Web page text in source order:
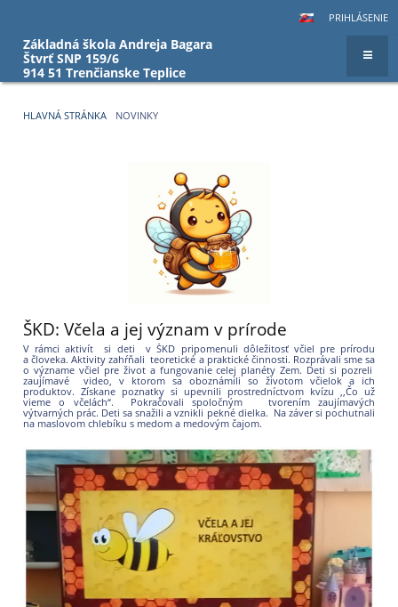
PRIHLÁSENIE
Základná škola Andreja Bagara
Štvrť SNP 159/6
914 51 Trenčianske Teplice
HLAVNÁ STRÁNKA NOVINKY
ŠKD: Včela a jej význam v prírode
V rámci aktivít si deti v ŠKD pripomenuli dôležitosť včiel pre prírodu
a človeka. Aktivity zahŕňali teoretické a praktické činnosti. Rozprávali sme sa
o význame včiel pre život a fungovanie celej planéty Zem. Deti si pozreli
zaujímavé video, v ktorom sa oboznámili so životom včielok a ich
produktov. Získane poznatky si upevnili prostredníctvom kvízu ,,Čo už
vieme o včelách“. Pokračovali spoločným tvorením zaujímavých
výtvarných prác. Deti sa snažili a vznikli pekné dielka. Na záver si pochutnali
na maslovom chlebíku s medom a medovým čajom.